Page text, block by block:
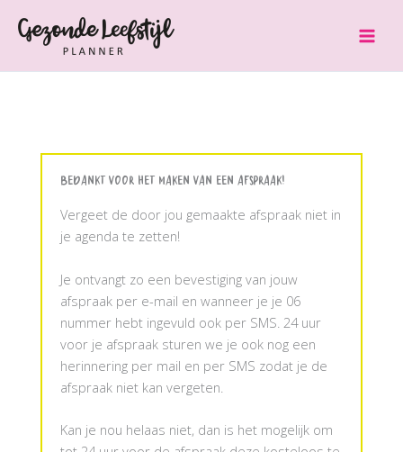
naar
inhoud
Bedankt voor het maken van een afspraak!
Vergeet de door jou gemaakte afspraak niet in
je agenda te zetten!
Je ontvangt zo een bevestiging van jouw
afspraak per e-mail en wanneer je je 06
nummer hebt ingevuld ook per SMS. 24 uur
voor je afspraak sturen we je ook nog een
herinnering per mail en per SMS zodat je de
afspraak niet kan vergeten.
Kan je nou helaas niet, dan is het mogelijk om